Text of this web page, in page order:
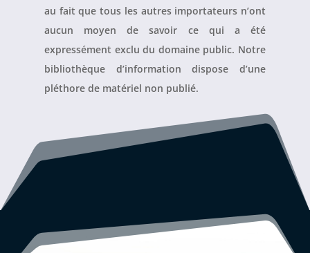
au fait que tous les autres importateurs n’ont
aucun moyen de savoir ce qui a été
expressément exclu du domaine public. Notre
bibliothèque d’information dispose d’une
pléthore de matériel non publié.